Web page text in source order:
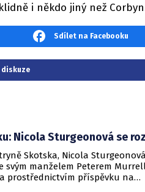
i někdo jiný než
Sdílet na Facebooku
Nicola Sturgeonová se
Skotska, Nicola
svým manželem Peterem
prostřednictvím příspěvku na